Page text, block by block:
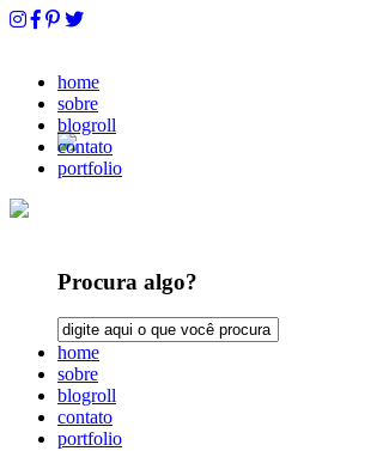
home
sobre
blogroll
contato
portfolio
Procura algo?
home
sobre
blogroll
contato
portfolio